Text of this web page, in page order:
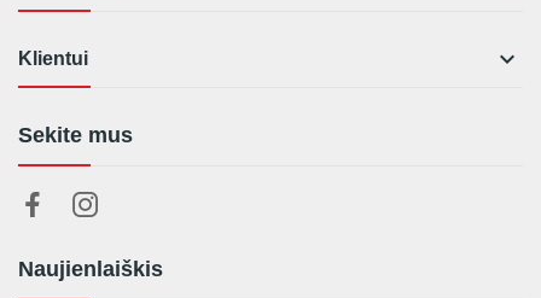
Klientui 
Sekite mus
Naujienlaiškis